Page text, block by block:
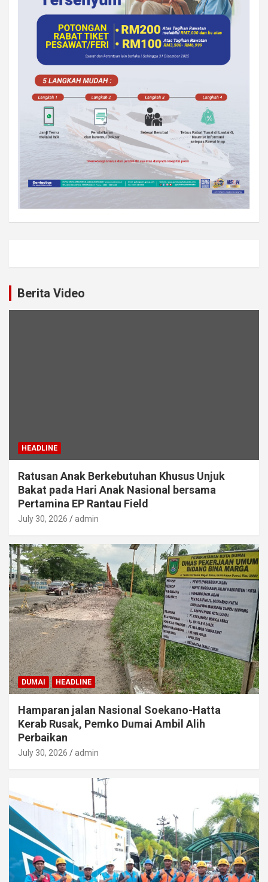
Berita Video
HEADLINE
Ratusan Anak Berkebutuhan Khusus Unjuk
Bakat pada Hari Anak Nasional bersama
Pertamina EP Rantau Field
July 30, 2026 admin
DUMAI HEADLINE
Hamparan jalan Nasional Soekano-Hatta
Kerab Rusak, Pemko Dumai Ambil Alih
Perbaikan
July 30, 2026 admin